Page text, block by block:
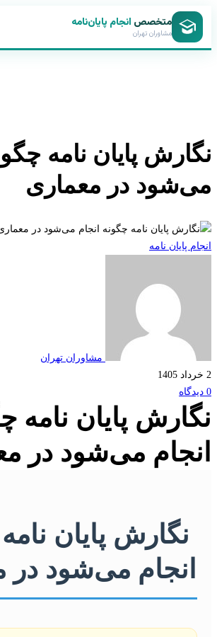
متخصص انجام پایان‌نامه
مشاوران تهران
نگارش پایان نامه
می‌شود در معماری
انجام پایان نامه
مشاوران تهران
2 خرداد 1405
0 دیدگاه
نگارش پایان نامه
انجام می‌شود در
نگارش پایان
انجام می‌شود در